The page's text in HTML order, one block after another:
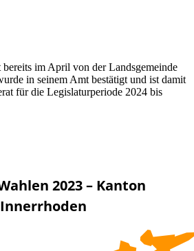
im April von der Landsgemeinde
in seinem Amt bestätigt und ist damit
für die Legislaturperiode 2024 bis